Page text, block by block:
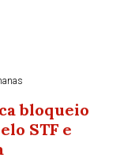
bloqueio
STF e